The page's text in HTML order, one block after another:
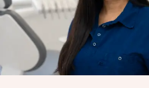
Kontakta oss
Remiss